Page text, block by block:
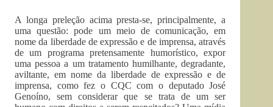
A longa preleção acima presta-se, principalmente, a
uma questão: pode um meio de comunicação, em
nome da liberdade de expressão e de imprensa, através
de um programa pretensamente humorístico, expor
uma pessoa a um tratamento humilhante, degradante,
aviltante, em nome da liberdade de expressão e de
imprensa, como fez o CQC com o deputado José
Genoíno, sem considerar que se trata de um ser